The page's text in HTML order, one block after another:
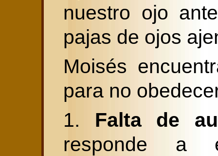
nuestro ojo
pajas de ojos
Moisés
para no
1. Falta de
responde a